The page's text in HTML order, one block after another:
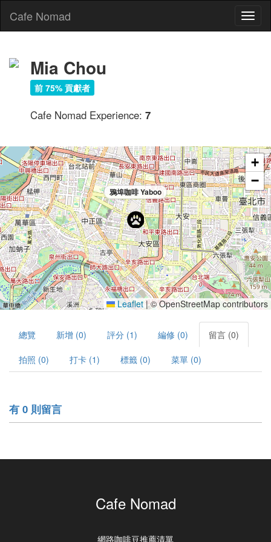
Cafe Nomad
Mia Chou
前 75% 貢獻者
Cafe Nomad Experience: 7
鴉埠咖啡 Yaboo
+
−
Leaflet |© OpenStreetMap contributors
總覽 新增 (0) 評分 (1) 編修 (0) 留言 (0)
拍照 (0) 打卡 (1) 標籤 (0) 菜單 (0)
有 0 則留言
Cafe Nomad
網路咖啡豆推薦清單